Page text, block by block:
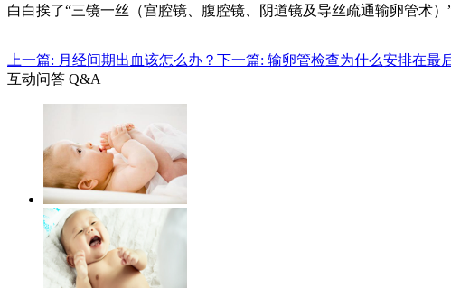
白白挨了“三镜一丝（宫腔镜、腹腔镜、阴道镜及导丝疏通输卵管术）”
上一篇: 月经间期出血该怎么办？ 下一篇: 输卵管检查为什么安排在最
互动问答 Q&A